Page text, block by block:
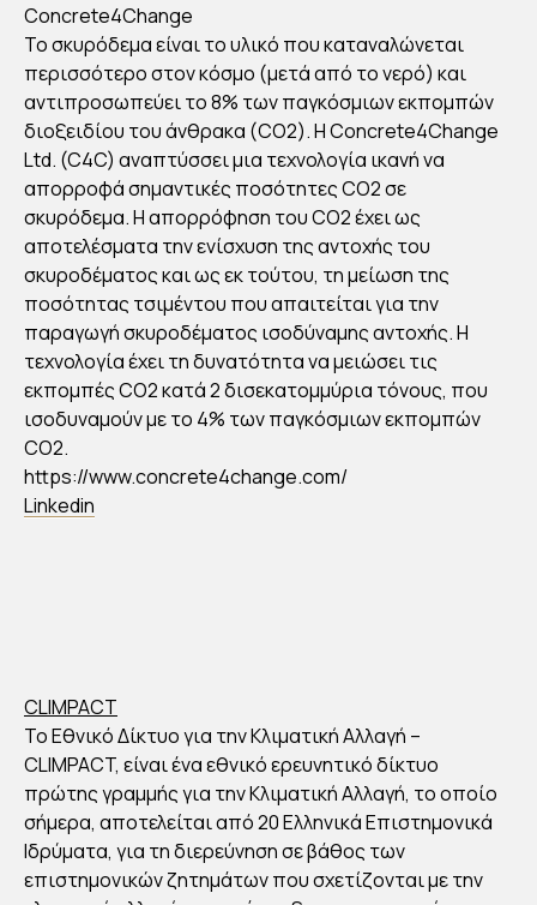
Concrete4Change
Το σκυρόδεμα είναι το υλικό που καταναλώνεται
περισσότερο στον κόσμο (μετά από το νερό) και
αντιπροσωπεύει το 8% των παγκόσμιων εκπομπών
διοξειδίου του άνθρακα (CO2). Η Concrete4Change
Ltd. (C4C) αναπτύσσει μια τεχνολογία ικανή να
απορροφά σημαντικές ποσότητες CO2 σε
σκυρόδεμα. Η απορρόφηση του CO2 έχει ως
αποτελέσματα την ενίσχυση της αντοχής του
σκυροδέματος και ως εκ τούτου, τη μείωση της
ποσότητας τσιμέντου που απαιτείται για την
παραγωγή σκυροδέματος ισοδύναμης αντοχής. Η
τεχνολογία έχει τη δυνατότητα να μειώσει τις
εκπομπές CO2 κατά 2 δισεκατομμύρια τόνους, που
ισοδυναμούν με το 4% των παγκόσμιων εκπομπών
CO2.
https://www.concrete4change.com/
Linkedin
CLIMPACT
Το Εθνικό Δίκτυο για την Κλιματική Αλλαγή –
CLIMPACT, είναι ένα εθνικό ερευνητικό δίκτυο
πρώτης γραμμής για την Κλιματική Αλλαγή, το οποίο
σήμερα, αποτελείται από 20 Ελληνικά Επιστημονικά
Ιδρύματα, για τη διερεύνηση σε βάθος των
επιστημονικών ζητημάτων που σχετίζονται με την